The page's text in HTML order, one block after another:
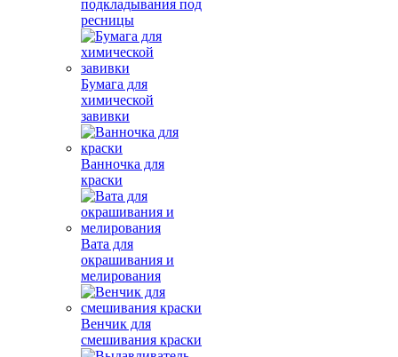
подкладывания под
ресницы
Бумага для
химической
завивки
Ванночка для
краски
Вата для
окрашивания и
мелирования
Венчик для
смешивания краски